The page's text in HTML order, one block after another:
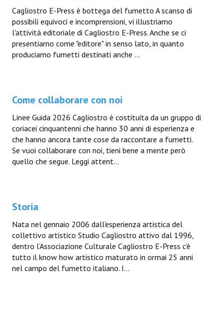
Cagliostro E-Press è bottega del fumetto A scanso di
possibili equivoci e incomprensioni, vi illustriamo
l'attività editoriale di Cagliostro E-Press. Anche se ci
presentiamo come "editore" in senso lato, in quanto
produciamo fumetti destinati anche ...
Come collaborare con noi
Linee Guida 2026 Cagliostro è costituita da un gruppo di
coriacei cinquantenni che hanno 30 anni di esperienza e
che hanno ancora tante cose da raccontare a fumetti.
Se vuoi collaborare con noi, tieni bene a mente però
quello che segue. Leggi attent...
Storia
Nata nel gennaio 2006 dall'esperienza artistica del
collettivo artistico Studio Cagliostro attivo dal 1996,
dentro l’Associazione Culturale Cagliostro E-Press c'è
tutto il know how artistico maturato in ormai 25 anni
nel campo del fumetto italiano. I...